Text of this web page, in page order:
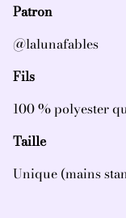
Patron
@lalunafables
Fils
100 % polyester
Taille
Unique (mains